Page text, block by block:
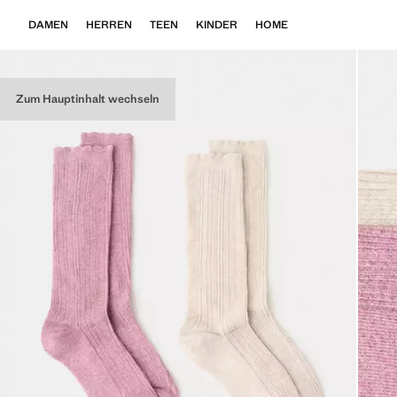
Zum Hauptinhalt wechseln
DAMEN HERREN TEEN KINDER HOME